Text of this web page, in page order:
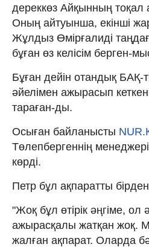
дереккөз Айқынның
Оның айтуынша, екінші
Жұлдыз Өмірғалиді
бұған өз келісім берген-
Бұған дейін отандық БАҚ-
әйелімен ажырасып
тараған-ды.
Осыған байланысты
Төлепбергеннің
көрді.
Петр бұл ақпаратты
"Жоқ бұл өтірік әңгіме, ол
ажырасқалы жатқан жоқ.
жалған ақпарат. Оларда